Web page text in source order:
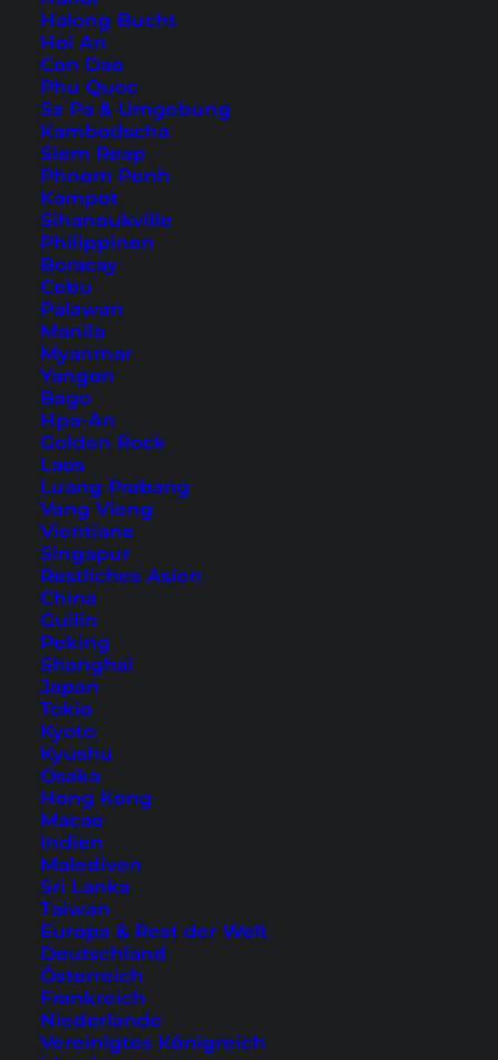
Halong Bucht
Hoi An
Con Dao
Phu Quoc
Sa Pa & Umgebung
Kambodscha
Siem Reap
Phnom Penh
Kampot
Sihanoukville
Philippinen
Boracay
Cebu
Palawan
Manila
Myanmar
Yangon
Bago
Hpa-An
Golden Rock
Laos
Luang Prabang
Vang Vieng
Vientiane
Singapur
Restliches Asien
China
Guilin
Peking
Shanghai
Japan
Tokio
Kyoto
Kyushu
Osaka
Hong Kong
Macao
Indien
Malediven
Sri Lanka
Taiwan
Europa & Rest der Welt
Deutschland
Österreich
Frankreich
Niederlande
Vereinigtes Königreich
Koh Samui Tipps
Phuket Tipps
Bangkok Sehenswürdigkeiten
Koh Phangan Tipps
Lombok Sehenswürdigkeiten
Reisetipps & Guides (Rest der Welt)
Tokio Sehenswürdigkeiten
Sydney Tipps
Paris Geheimtipps
London Sehenswürdigkeiten
Malediven auf eigene Faust
Unsere Reiseführer
Bangkok Reiseführer
Same Way But Different – Thailand
Reiserouten
Phuket Reiseführer
Koh Samui Reiseführer
Koh Phangan Reiseführer
Lombok Reiseführer
Ratgeber & Tipps
Full Moon Party Koh Phangan - Termine &
Infos
Wichtige Links für Reisende
Newsletter
Hotels Buchen Tipps
Flüge Buchen Tipps